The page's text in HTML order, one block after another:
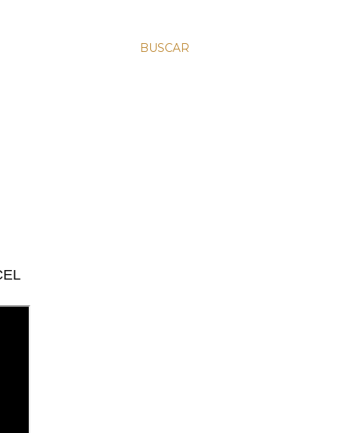
BUSCAR